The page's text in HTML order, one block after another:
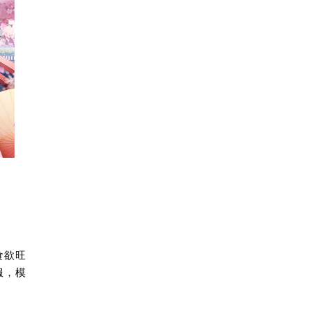
欲旺
，模